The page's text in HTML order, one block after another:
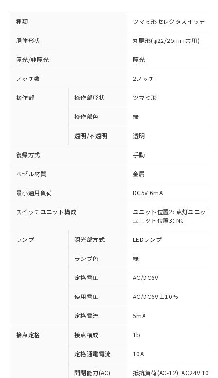
種類 ツマミ形セレクタスイッチ
胴体形状 丸胴形(φ22/25mm共用)
照光/非照光 照光
ノッチ数 2ノッチ
操作部 操作部形状 ツマミ形
操作部色 緑
透明/不透明 透明
復帰方式 手動
ベゼル材質 金属
最小適用負荷 DC5V 6mA
スイッチユニット構成
ユニット位置2: 点灯ユニット
ユニット位置3: NC
ランプ 照光部方式 LEDランプ
ランプ色 緑
定格電圧 AC/DC6V
使用電圧 AC/DC6V±10%
定格電流 5mA
接点定格 接点構成 1b
定格通電電流 10A
開閉能力(AC)
抵抗負荷(AC-12): AC24V 10A/
ご利用条件
以下の条件をお読みいただき、同意のうえ
ご利用ください。
本サービスは、当社制御機器事業取扱
商品の当社在庫状況および標準価格
(税抜)を提供させていただくもので
当社制御機器事業取扱商品の中には、
※1 対応状況
対応済み：EU RoHS指令（10物質）の
非含有に対応した製品が提供可能な商品で
対応予定：EU RoHS指令（10物質）の非含
有に対応した製品に切り替える予定のある
対応予定なし：EU RoHS指令（10物質）の
非含有に非対応の商品で、対応品を出す予
定はありません。
調査・確認中：EU RoHS指令（10物質）の
非含有の対応状況を調査中または確認中の
非該当品：ライセンス料など無形物で、有
害物質有無と関係のない商品です。
※1 中国RoHS○×表
「○」：最大均質材料含有率が中国RoHSの
基準値以下であることを示します。